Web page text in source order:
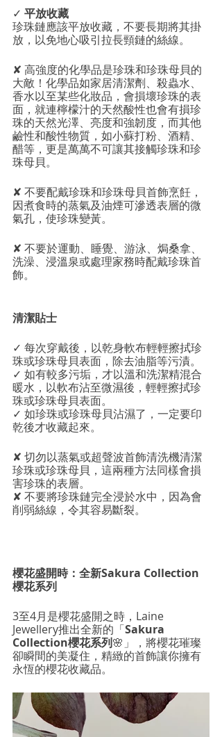
✓ 平放收藏
珍珠鏈應該平放收藏，不要長期將其掛
放，以免地心吸引拉長頸鏈的絲線。
✘ 高強度的化學品是珍珠和珍珠母貝的
大敵！化學品如家居清潔劑、殺蟲水、
香水以至某些化妝品，會損壞珍珠的表
面，就連檸檬汁的天然酸性也會有損珍
珠的天然光澤、亮度和強韌度，而其他
鹼性和酸性物質，如小蘇打粉、酒精、
醋等，更是萬萬不可讓其接觸珍珠和珍
珠母貝。
✘ 不要配戴珍珠和珍珠母貝首飾烹飪，
因煮食時的蒸氣及油煙可滲透表層的微
氣孔，使珍珠變黃。
✘ 不要於運動、睡覺、游泳、焗桑拿、
洗澡、浸溫泉或處理家務時配戴珍珠首
飾。
清潔貼士
✓ 每次穿戴後，以乾身軟布輕輕擦拭珍
珠或珍珠母貝表面，除去油脂等污漬。
✓ 如有較多污垢，才以溫和洗潔精混合
暖水，以軟布沾至微濕後，輕輕擦拭珍
珠或珍珠母貝表面。
✓ 如珍珠或珍珠母貝沾濕了，一定要印
乾後才收藏起來。
✘ 切勿以蒸氣或超聲波首飾清洗機清潔
珍珠或珍珠母貝，這兩種方法同樣會損
害珍珠的表層。
✘ 不要將珍珠鏈完全浸於水中，因為會
削弱絲線，令其容易斷裂。
櫻花盛開時：全新Sakura Collection
櫻花系列
3至4月是櫻花盛開之時，Laine
Jewellery推出全新的「Sakura
Collection櫻花系列🌸」，將櫻花璀璨
卻瞬間的美凝住，精緻的首飾讓你擁有
永恆的櫻花收藏品。